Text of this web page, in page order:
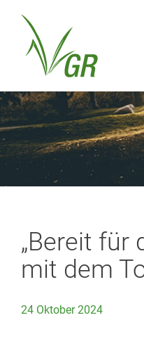
„Bereit für
mit dem
24 Oktober 2024